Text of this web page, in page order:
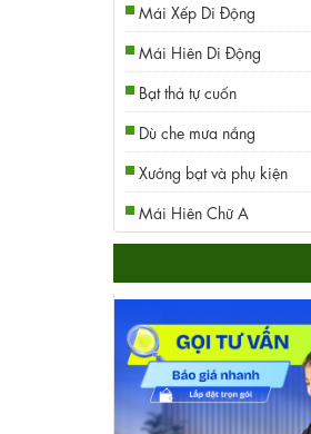
Mái Xếp Di Động
Mái Hiên Di Động
Bạt thả tự cuốn
Dù che mưa nắng
Xưởng bạt và phụ kiện
Mái Hiên Chữ A